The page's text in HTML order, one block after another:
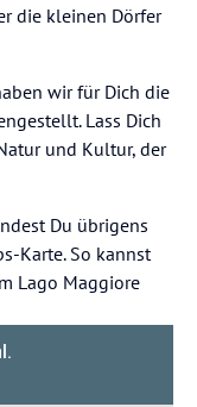
die kleinen Dörfer
wir für Dich die
Lass Dich
und Kultur, der
Du übrigens
Karte. So kannst
Lago Maggiore